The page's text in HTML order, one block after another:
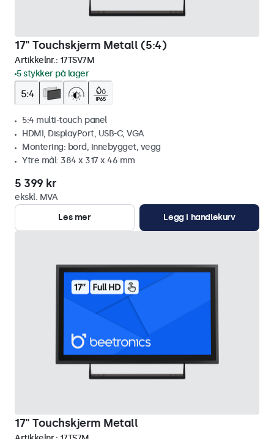
17" Touchskjerm Metall (5:4)
Artikkelnr.: 17TSV7M
5 stykker på lager
5:4 multi-touch panel
HDMI, DisplayPort, USB-C, VGA
Montering: bord, innebygget, vegg
Ytre mål: 384 x 317 x 46 mm
5 399 kr
ekskl. MVA
Les mer
Legg i handlekurv
17" Touchskjerm Metall